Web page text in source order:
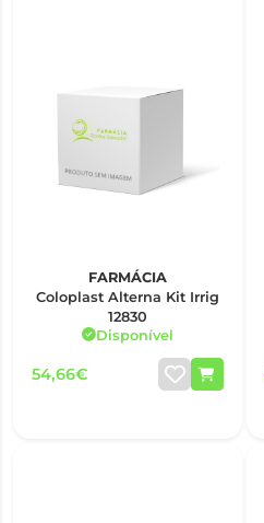
FARMÁCIA
Coloplast Alterna Kit Irrig
12830
Disponível
54,66€